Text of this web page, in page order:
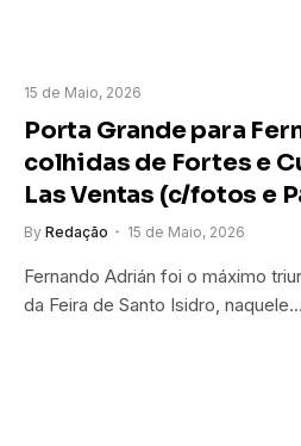
15 de Maio, 2026
Porta Grande para
colhidas de Fortes e
Las Ventas (c/fotos e
By Redação 15 de Maio, 2026
Fernando Adrián foi o máximo
da Feira de Santo Isidro, naquele…